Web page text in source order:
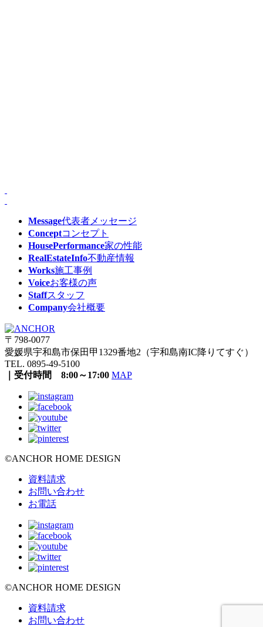
Message代表者メッセージ
Conceptコンセプト
HousePerformance家の性能
RealEstateInfo不動産情報
Works施工事例
Voiceお客様の声
Staffスタッフ
Company会社概要
〒798-0077
愛媛県宇和島市保田甲1329番地2（宇和島南IC降りてすぐ）
TEL. 0895-49-5100
｜受付時間 8:00～17:00 MAP
©ANCHOR HOME DESIGN
資料請求
お問い合わせ
お電話
©ANCHOR HOME DESIGN
資料請求
お問い合わせ